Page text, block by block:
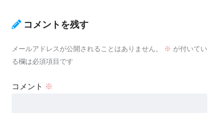
コメントを残す
メールアドレスが公開されることはありません。 ※ が付いてい
る欄は必須項目です
コメント ※